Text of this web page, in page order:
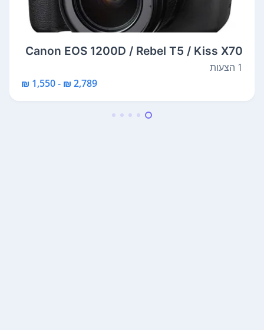
Canon EOS 1200D / Rebel T5 / Kiss X70
1 הצעות
2,789 ₪ - 1,550 ₪